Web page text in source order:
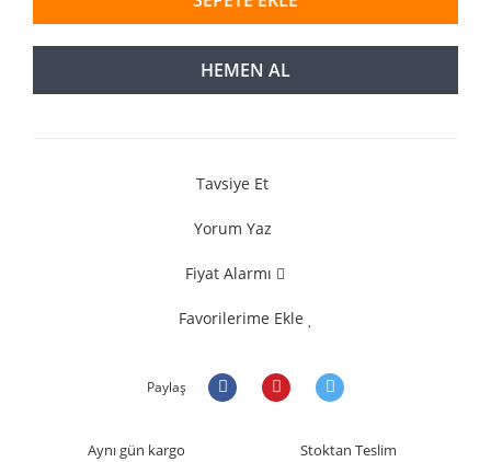
HEMEN AL
Tavsiye Et
Yorum Yaz
Fiyat Alarmı
Favorilerime Ekle
Paylaş
Aynı gün kargo Stoktan Teslim